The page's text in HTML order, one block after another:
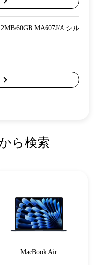
60GB MA607J/A シル
ら検索
MacBook Air